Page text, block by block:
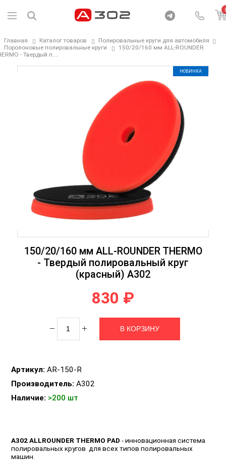
Главная Каталог товаров
Полировальные круги для автомобиля
Поролоновые полировальные круги
150/20/160 мм ALL-ROUNDER
- Твердый п....
НОВИНКА
150/20/160 мм ALL-ROUNDER THERMO
- Твердый полировальный круг
(красный) А302
830 ₽
Артикул:AR-150-R
Производитель:A302
Наличие: >200 шт
А302 ALLROUNDER THERMO PAD - инновационная система
полировальных кругов для всех типов полировальных
машин.